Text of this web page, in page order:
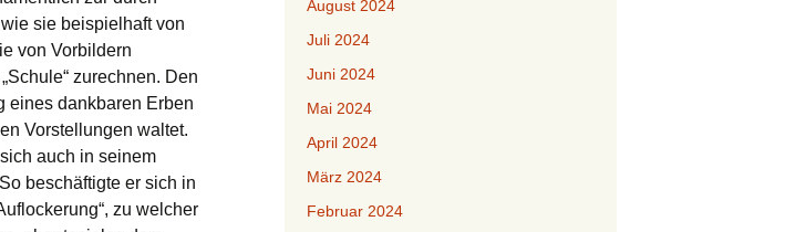
sie beispielhaft von
von Vorbildern
zurechnen. Den
eines dankbaren Erben
Vorstellungen waltet.
auch in seinem
beschäftigte er sich in
zu welcher
August 2024
Juli 2024
Juni 2024
Mai 2024
April 2024
März 2024
Februar 2024